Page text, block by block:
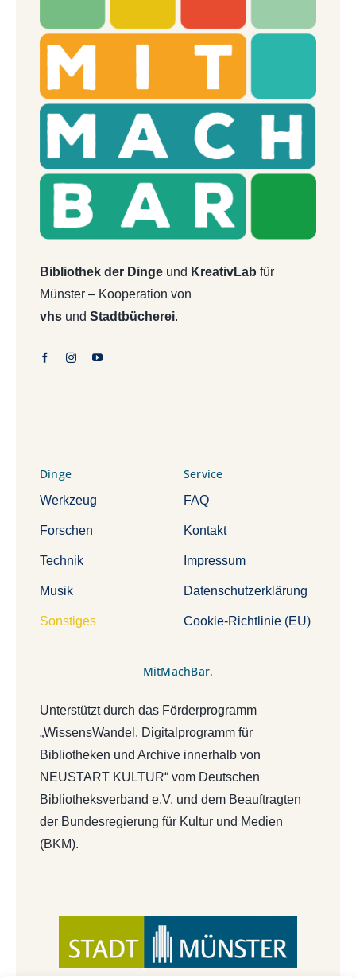
Bibliothek der Dingeund KreativLab für
Münster – Kooperation von
vhsund Stadtbücherei.
Dinge
Werkzeug
Forschen
Technik
Musik
Sonstiges
Service
FAQ
Kontakt
Impressum
Datenschutzerklärung
Cookie-Richtlinie (EU)
MitMachBar.
Unterstützt durch das Förderprogramm
„WissensWandel. Digitalprogramm für
Bibliotheken und Archive innerhalb von
NEUSTART KULTUR“ vom Deutschen
Bibliotheksverband e.V. und dem Beauftragten
der Bundesregierung für Kultur und Medien
(BKM).